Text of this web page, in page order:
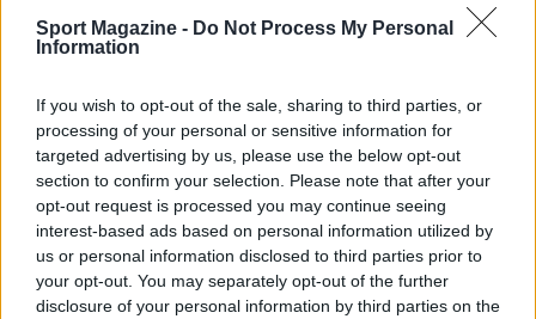
Sport Magazine - Do Not Process My Personal
Information
If you wish to opt-out of the sale, sharing to third parties, or
processing of your personal or sensitive information for
targeted advertising by us, please use the below opt-out
section to confirm your selection. Please note that after your
opt-out request is processed you may continue seeing
interest-based ads based on personal information utilized by
us or personal information disclosed to third parties prior to
your opt-out. You may separately opt-out of the further
disclosure of your personal information by third parties on the
Range extender auto: differenze con full hybrid e
plug-in
Andrea Conforti · 6 Ago 2026